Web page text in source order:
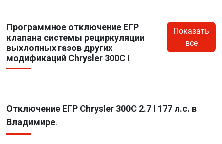
Программное отключение ЕГР
клапана системы рециркуляции
выхлопных газов других
модификаций Chrysler 300C I
Показать
все
Отключение ЕГР Chrysler 300C 2.7 I 177 л.с. в
Владимире.